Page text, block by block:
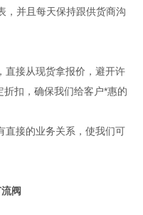
，并且每天保持跟供货商沟
直接从现货拿报价，避开许
扣，确保我们给客户*惠的
直接的业务关系，使我们可
阀